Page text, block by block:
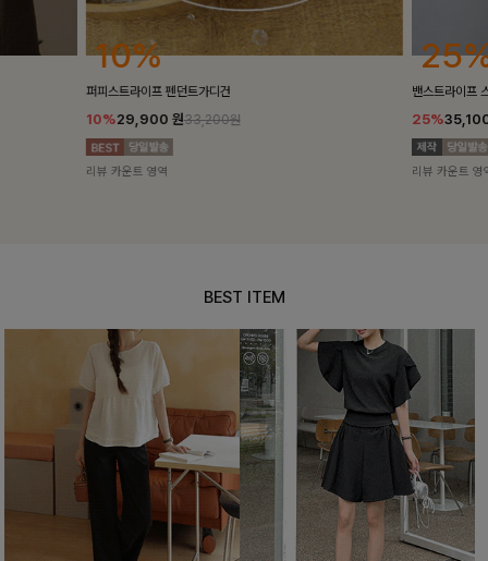
25%
밴스트라이프 스트링원피스
25%35,100 원46,800원
리뷰 카운트 영역
10%
[5천장돌파/
10%
리뷰 카운트 영
BEST ITEM